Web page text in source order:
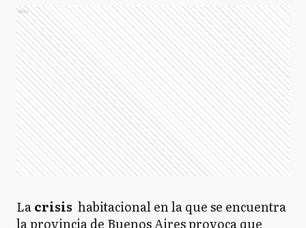
Ads
Lacrisis habitacional en la que se encuentra
la provincia de Buenos Aires provoca que